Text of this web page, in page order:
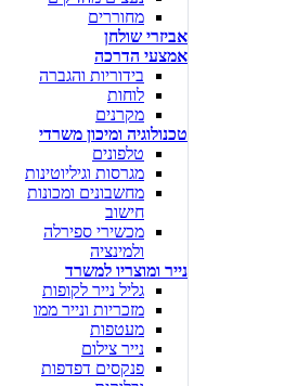
מחוררים
אביזרי שולחן
אמצעי הדרכה
בידוריות והגברה
לוחות
מקרנים
טכנולוגיה ומיכון משרדי
טלפונים
מגרסות וגיליוטינות
מחשבונים ומכונות
חישוב
מכשירי ספירלה
ולמינציה
נייר ומוצריו למשרד
גליל נייר לקופות
מזכריות ונייר ממו
מעטפות
נייר צילום
פנקסים דפדפות